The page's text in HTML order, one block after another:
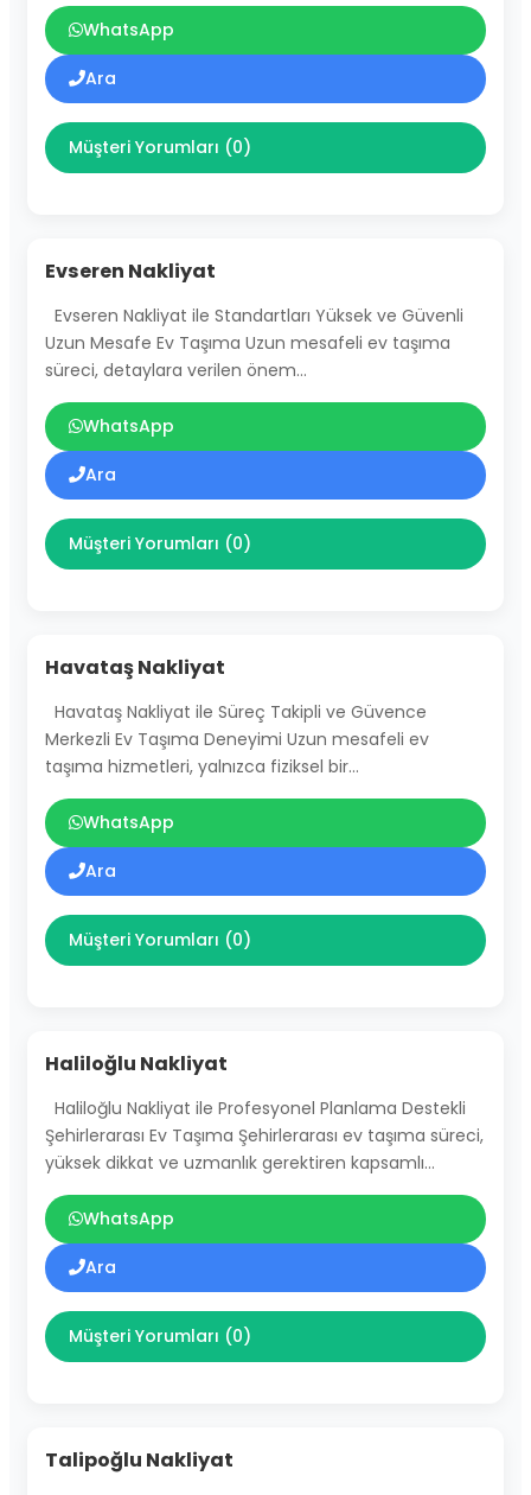
WhatsApp
Ara
Müşteri Yorumları (0)
Evseren Nakliyat
Evseren Nakliyat ile Standartları Yüksek ve Güvenli
Uzun Mesafe Ev Taşıma Uzun mesafeli ev taşıma
süreci, detaylara verilen önem…
WhatsApp
Ara
Müşteri Yorumları (0)
Havataş Nakliyat
Havataş Nakliyat ile Süreç Takipli ve Güvence
Merkezli Ev Taşıma Deneyimi Uzun mesafeli ev
taşıma hizmetleri, yalnızca fiziksel bir…
WhatsApp
Ara
Müşteri Yorumları (0)
Haliloğlu Nakliyat
Haliloğlu Nakliyat ile Profesyonel Planlama Destekli
Şehirlerarası Ev Taşıma Şehirlerarası ev taşıma süreci,
yüksek dikkat ve uzmanlık gerektiren kapsamlı…
WhatsApp
Ara
Müşteri Yorumları (0)
Talipoğlu Nakliyat